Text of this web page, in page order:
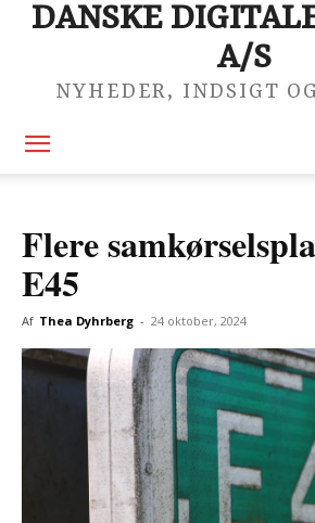
DANSKE
A/S
NYHEDER, INDSIGT
Flere
E45
Af Thea Dyhrberg - 24 oktober, 2024